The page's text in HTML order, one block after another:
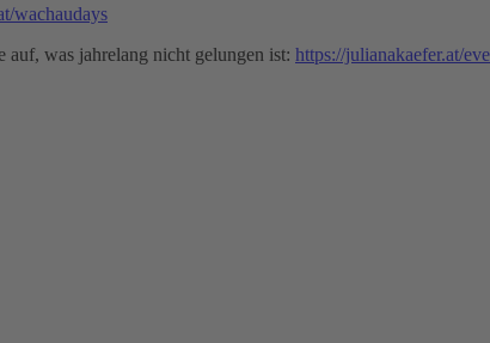
wachaudays
auf, was jahrelang nicht gelungen ist: https://julianakaefer.at/